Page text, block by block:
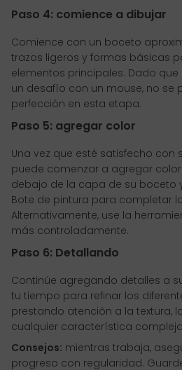
Paso 4: comience a dibujar
Comience con un boceto
trazos ligeros y formas básicas
elementos principales. Dado
un desafío con un mouse, no se
perfección en esta etapa.
Paso 5: agregar color
Una vez que esté satisfecho con
puede comenzar a agregar
debajo de la capa de su boceto
Bote de pintura para completar
Alternativamente, use la
más controladamente.
Paso 6: Detallando
Continúe agregando detalles a
tu tiempo para refinar los
prestando atención a la textura,
cualquier característica
Consejos: mientras trabaja,
progreso con regularidad.